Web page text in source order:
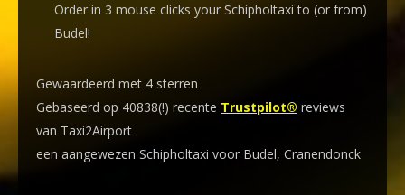
Order in 3 mouse clicks your Schipholtaxi to (or from)
Budel!
Gewaardeerd met 4 sterren
Gebaseerd op 40838(!) recente Trustpilot® reviews
van Taxi2Airport
een aangewezen Schipholtaxi voor Budel, Cranendonck